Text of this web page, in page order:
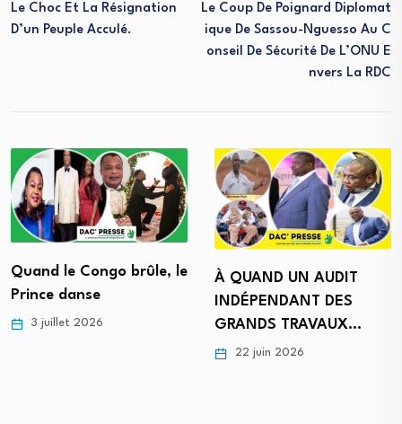
Le Choc Et La Résignation
D’un Peuple Acculé.
Le Coup De Poignard Diplomat
Ique De Sassou-Nguesso Au C
Onseil De Sécurité De L’ONU E
Nvers La RDC
Quand le Congo brûle, le
Prince danse
3 juillet 2026
À QUAND UN AUDIT
INDÉPENDANT DES
GRANDS TRAVAUX…
22 juin 2026